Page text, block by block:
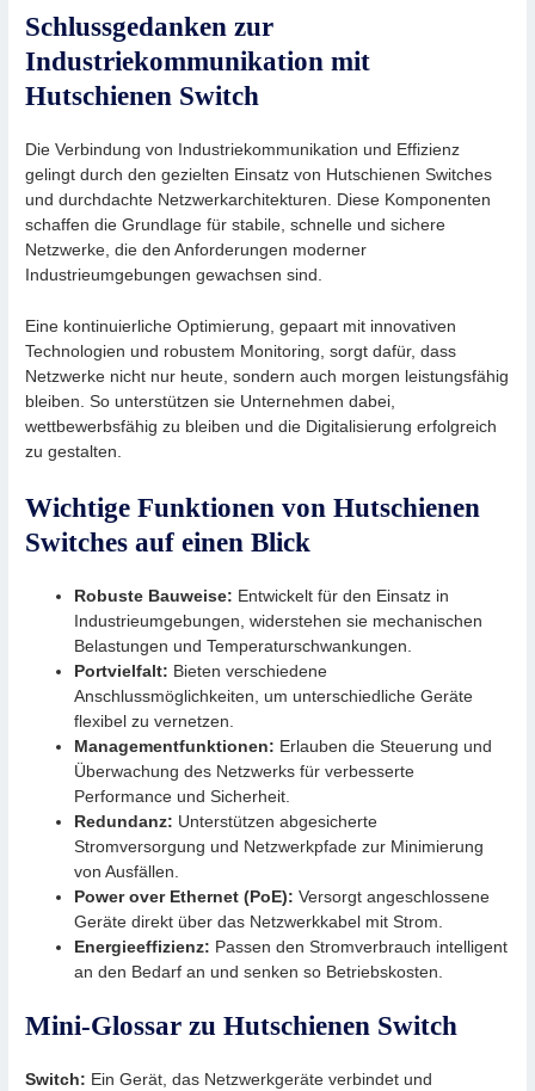
Schlussgedanken zur
Industriekommunikation mit
Hutschienen Switch
Die Verbindung von Industriekommunikation und Effizienz
gelingt durch den gezielten Einsatz von Hutschienen Switches
und durchdachte Netzwerkarchitekturen. Diese Komponenten
schaffen die Grundlage für stabile, schnelle und sichere
Netzwerke, die den Anforderungen moderner
Industrieumgebungen gewachsen sind.
Eine kontinuierliche Optimierung, gepaart mit innovativen
Technologien und robustem Monitoring, sorgt dafür, dass
Netzwerke nicht nur heute, sondern auch morgen leistungsfähig
bleiben. So unterstützen sie Unternehmen dabei,
wettbewerbsfähig zu bleiben und die Digitalisierung erfolgreich
zu gestalten.
Wichtige Funktionen von Hutschienen
Switches auf einen Blick
Robuste Bauweise: Entwickelt für den Einsatz in
Industrieumgebungen, widerstehen sie mechanischen
Belastungen und Temperaturschwankungen.
Portvielfalt: Bieten verschiedene
Anschlussmöglichkeiten, um unterschiedliche Geräte
flexibel zu vernetzen.
Managementfunktionen: Erlauben die Steuerung und
Überwachung des Netzwerks für verbesserte
Performance und Sicherheit.
Redundanz: Unterstützen abgesicherte
Stromversorgung und Netzwerkpfade zur Minimierung
von Ausfällen.
Power over Ethernet (PoE): Versorgt angeschlossene
Geräte direkt über das Netzwerkkabel mit Strom.
Energieeffizienz: Passen den Stromverbrauch intelligent
an den Bedarf an und senken so Betriebskosten.
Mini-Glossar zu Hutschienen Switch
Switch: Ein Gerät, das Netzwerkgeräte verbindet und